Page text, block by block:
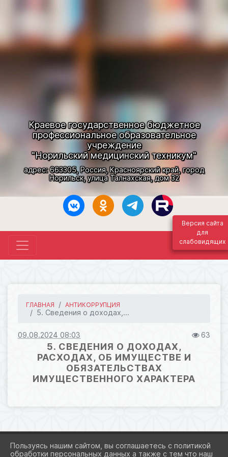
Версия сайта
для
слабовидящих
Краевое государственное бюджетное
профессиональное образовательное
учреждение
"Норильский медицинский техникум"
адрес: 663305, Россия, Красноярский край, город
Норильск, улица Талнахская, дом 32
ГЛАВНАЯ АНТИКОРРУПЦИЯ
5. Сведения о доходах,...
09.08.2024 08:03 63
5. СВЕДЕНИЯ О ДОХОДАХ,
РАСХОДАХ, ОБ ИМУЩЕСТВЕ И
ОБЯЗАТЕЛЬСТВАХ
ИМУЩЕСТВЕННОГО ХАРАКТЕРА
Пользуясь нашим сайтом, вы соглашаетесь с политикой
обработки персональных данных а также с тем что наш